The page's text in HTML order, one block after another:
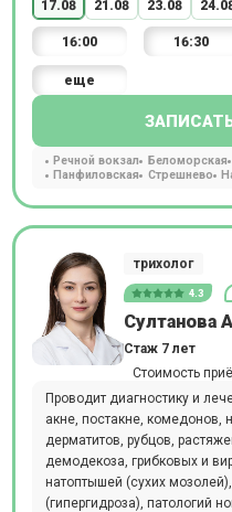
17.08 21.08 23.08
16:00 16:30
еще
Речной вокзал Беломорская
Панфиловская
Стрешнево
трихолог
4.3
Султанова
Стаж 7 лет
Стоимость
Проводит диагностику и
акне, постакне, комедонов,
дерматитов, рубцов,
демодекоза, грибковых и
натоптышей (сухих
(гипергидроза), патологий